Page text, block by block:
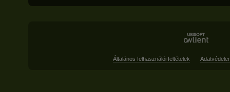
Általános felhasználói feltételek